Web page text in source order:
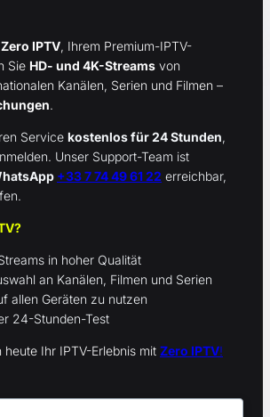
Zero IPTV, Ihrem Premium-IPTV-
Sie HD- und 4K-Streams von
Kanälen, Serien und Filmen –
.
Service kostenlos für 24 Stunden,
Unser Support-Team ist
+33 7 74 49 61 22 erreichbar,
in hoher Qualität
an Kanälen, Filmen und Serien
allen Geräten zu nutzen
24-Stunden-Test
heute Ihr IPTV-Erlebnis mit Zero IPTV!